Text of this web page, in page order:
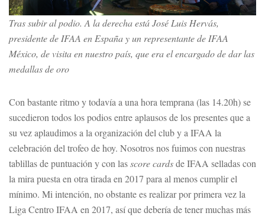
Tras subir al podio. A la derecha está José Luis Hervás,
presidente de IFAA en España y un representante de IFAA
México, de visita en nuestro país, que era el encargado de dar las
medallas de oro
Con bastante ritmo y todavía a una hora temprana (las 14.20h) se
sucedieron todos los podios entre aplausos de los presentes que a
su vez aplaudimos a la organización del club y a IFAA la
celebración del trofeo de hoy. Nosotros nos fuimos con nuestras
tablillas de puntuación y con lasscore cardsde IFAA selladas con
la mira puesta en otra tirada en 2017 para al menos cumplir el
mínimo. Mi intención, no obstante es realizar por primera vez la
Liga Centro IFAA en 2017, así que debería de tener muchas más